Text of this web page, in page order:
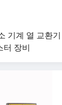
기계 열 교환기
터 장비